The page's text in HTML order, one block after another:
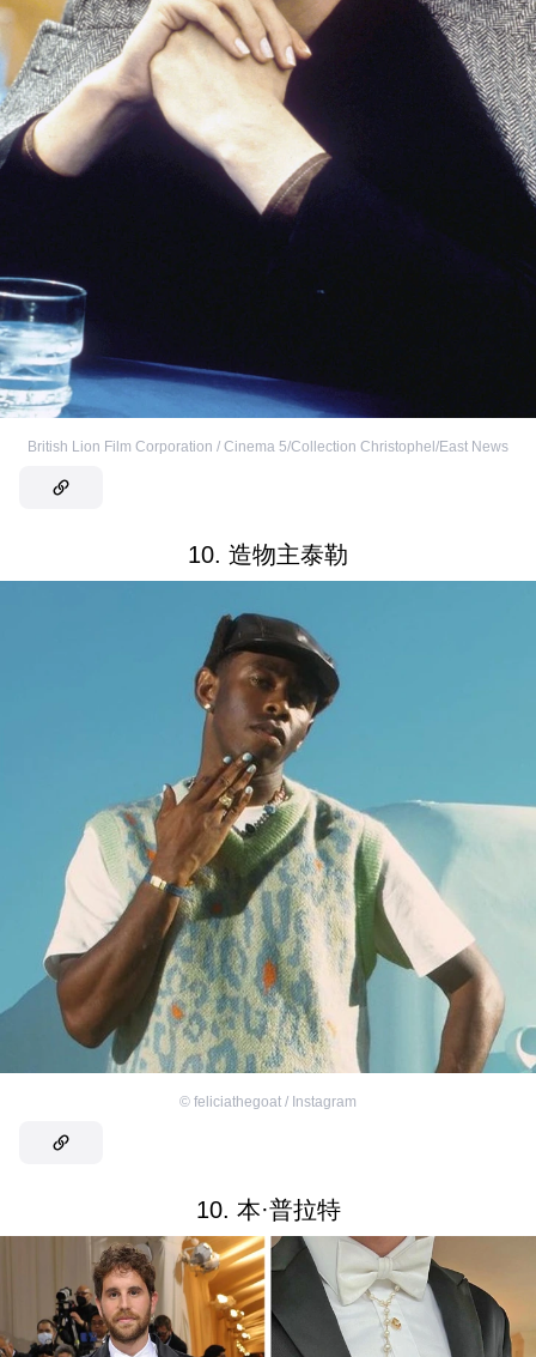
British Lion Film Corporation / Cinema 5/Collection Christophel/East News
10. 造物主泰勒
© feliciathegoat / Instagram
10. 本·普拉特